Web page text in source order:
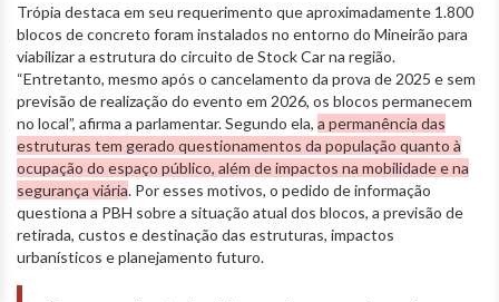
Trópia destaca em seu requerimento que aproximadamente 1.800
blocos de concreto foram instalados no entorno do Mineirão para
viabilizar a estrutura do circuito de Stock Car na região.
“Entretanto, mesmo após o cancelamento da prova de 2025 e sem
previsão de realização do evento em 2026, os blocos permanecem
no local”, afirma a parlamentar. Segundo ela, a permanência das
estruturas tem gerado questionamentos da população quanto à
ocupação do espaço público, além de impactos na mobilidade e na
segurança viária. Por esses motivos, o pedido de informação
questiona a PBH sobre a situação atual dos blocos, a previsão de
retirada, custos e destinação das estruturas, impactos
urbanísticos e planejamento futuro.